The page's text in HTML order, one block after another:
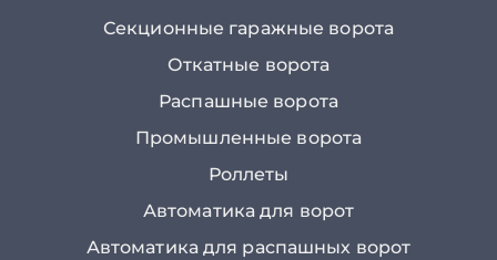
Секционные гаражные ворота
Откатные ворота
Распашные ворота
Промышленные ворота
Роллеты
Автоматика для ворот
Автоматика для распашных ворот